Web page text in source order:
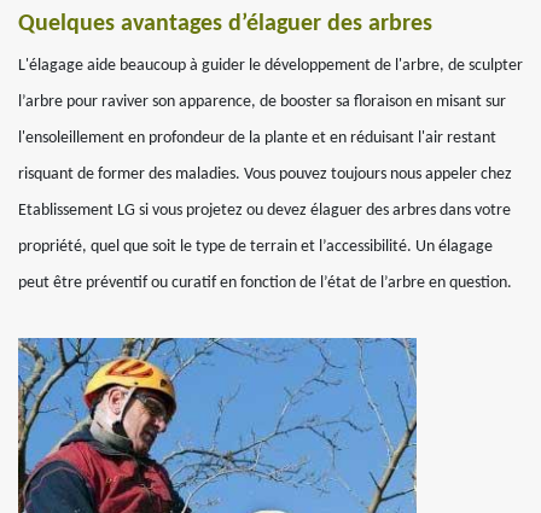
Quelques avantages d’élaguer des arbres
L'élagage aide beaucoup à guider le développement de l'arbre, de sculpter
l’arbre pour raviver son apparence, de booster sa floraison en misant sur
l'ensoleillement en profondeur de la plante et en réduisant l'air restant
risquant de former des maladies. Vous pouvez toujours nous appeler chez
Etablissement LG si vous projetez ou devez élaguer des arbres dans votre
propriété, quel que soit le type de terrain et l’accessibilité. Un élagage
peut être préventif ou curatif en fonction de l’état de l’arbre en question.